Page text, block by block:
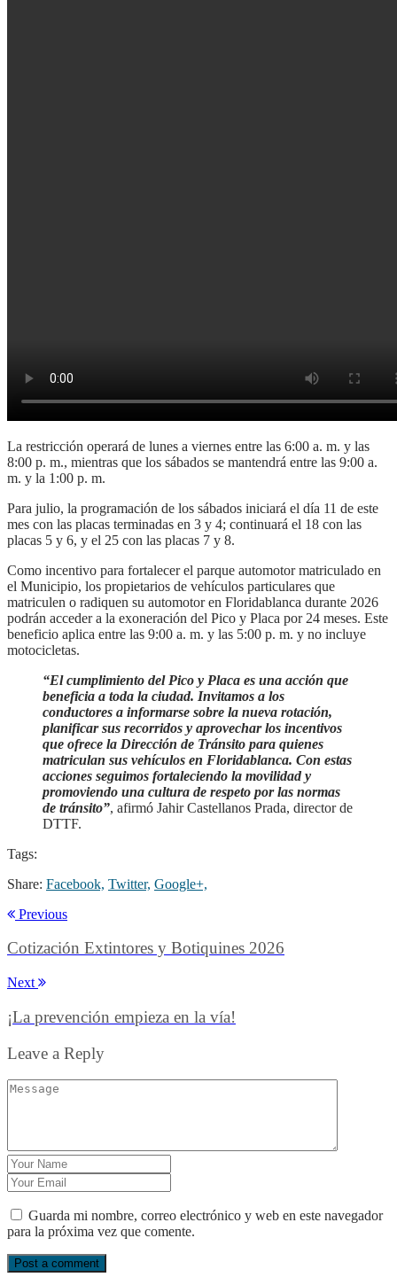
La restricción operará de lunes a viernes entre las 6:00 a. m. y las
8:00 p. m., mientras que los sábados se mantendrá entre las 9:00 a.
m. y la 1:00 p. m.
Para julio, la programación de los sábados iniciará el día 11 de este
mes con las placas terminadas en 3 y 4; continuará el 18 con las
placas 5 y 6, y el 25 con las placas 7 y 8.
Como incentivo para fortalecer el parque automotor matriculado en
el Municipio, los propietarios de vehículos particulares que
matriculen o radiquen su automotor en Floridablanca durante 2026
podrán acceder a la exoneración del Pico y Placa por 24 meses. Este
beneficio aplica entre las 9:00 a. m. y las 5:00 p. m. y no incluye
motocicletas.
“El cumplimiento del Pico y Placa es una acción que
beneficia a toda la ciudad. Invitamos a los
conductores a informarse sobre la nueva rotación,
planificar sus recorridos y aprovechar los incentivos
que ofrece la Dirección de Tránsito para quienes
matriculan sus vehículos en Floridablanca. Con estas
acciones seguimos fortaleciendo la movilidad y
promoviendo una cultura de respeto por las normas
de tránsito”, afirmó Jahir Castellanos Prada, director de
DTTF.
Tags:
Share: Facebook, Twitter, Google+,
Previous
Cotización Extintores y Botiquines 2026
Next
¡La prevención empieza en la vía!
Leave a Reply
Guarda mi nombre, correo electrónico y web en este navegador
para la próxima vez que comente.